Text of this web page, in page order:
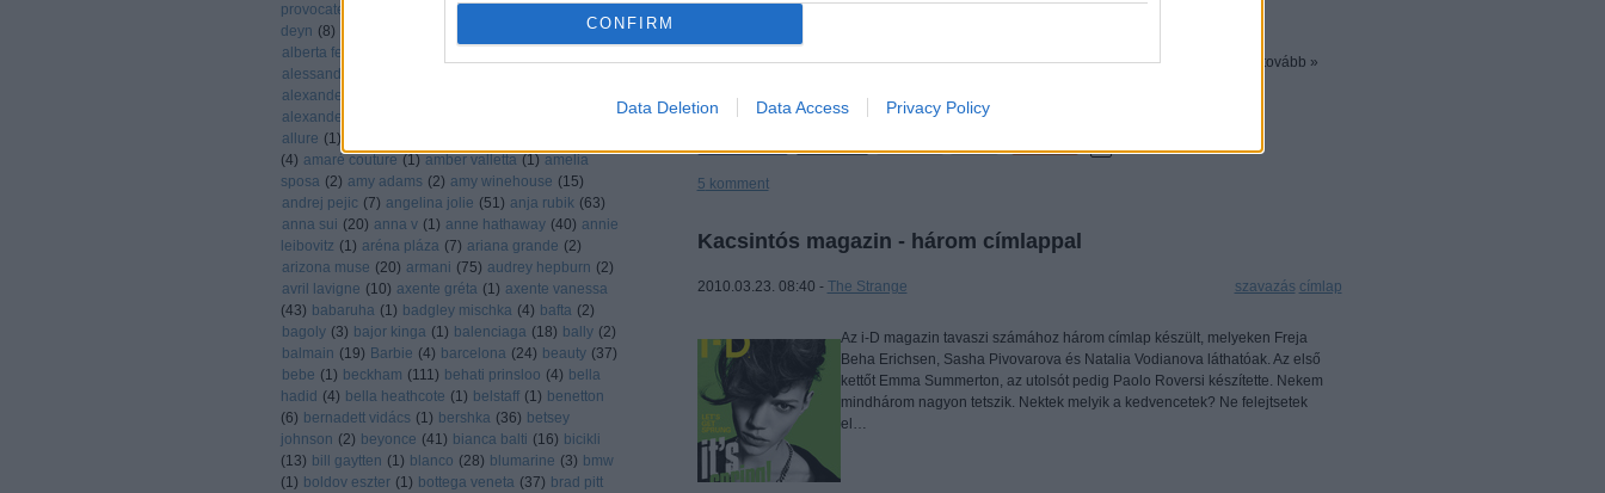
CONFIRM
Data Deletion Data Access Privacy Policy
provocateur
agent prvocateur
deyn (8)
alberta ferretta
alessandra ambrosio
alexander mcqueen
alexander wang
allure (1)
(4) amaré couture (1) amber valletta (1) amelia
sposa (2) amy adams (2) amy winehouse (15)
andrej pejic (7) angelina jolie (51) anja rubik (63)
anna sui (20) anna v (1) anne hathaway (40) annie
leibovitz (1) aréna pláza (7) ariana grande (2)
arizona muse (20) armani (75) audrey hepburn (2)
avril lavigne (10) axente gréta (1) axente vanessa
(43) babaruha (1) badgley mischka (4) bafta (2)
bagoly (3) bajor kinga (1) balenciaga (18) bally (2)
balmain (19) Barbie (4) barcelona (24) beauty (37)
bebe (1) beckham (111) behati prinsloo (4) bella
hadid (4) bella heathcote (1) belstaff (1) benetton
(6) bernadett vidács (1) bershka (36) betsey
johnson (2) beyonce (41) bianca balti (16) bicikli
(13) bill gaytten (1) blanco (28) blumarine (3) bmw
(1) boldov eszter (1) bottega veneta (37) brad pitt
tovább »
5 komment
Kacsintós magazin - három címlappal
2010.03.23. 08:40 - The Strange szavazás címlap
Az i-D magazin tavaszi számához három címlap készült, melyeken Freja
Beha Erichsen, Sasha Pivovarova és Natalia Vodianova láthatóak. Az első
kettőt Emma Summerton, az utolsót pedig Paolo Roversi készítette. Nekem
mindhárom nagyon tetszik. Nektek melyik a kedvencetek? Ne felejtsetek
el…